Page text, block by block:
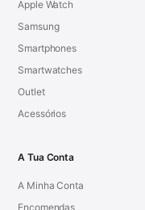
Apple Watch
Samsung
Smartphones
Smartwatches
Outlet
Acessórios
A Tua Conta
A Minha Conta
Encomendas